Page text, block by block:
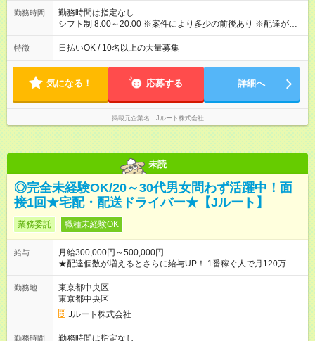
勤務時間
勤務時間は指定なし
シフト制 8:00～20:00 ※案件により多少の前後あり ※配達が完
了次第、帰社OKです
特徴 日払いOK / 10名以上の大量募集
気になる！ 応募する 詳細へ
掲載元企業名 Jルート株式会社
未読
◎完全未経験OK/20～30代男女問わず活躍中！面
接1回★宅配・配送ドライバー★【Jルート】
業務委託 職種未経験OK
給与
月給300,000円～500,000円
★配達個数が増えるとさらに給与UP！ 1番稼ぐ人で月120万ほ
ど！ ・主要都市エリア 月収55万円／週5日稼働 月収65万~112
万円／週6日稼働 ・地方郊外エリア 月収40万円／週5日稼働 月
収40万円~50万円／週6日稼働 ＜モデルイメージ＞ ■月収50万
円 (27歳男性/江東区在住)※元建築関係 1日150個配達×25日勤務
(日休み) ■月収80万円(43歳男性/墨田区在住)※元営業 1日200個
勤務地
東京都中央区
東京都中央区
Jルート株式会社
勤務時間
勤務時間は指定なし